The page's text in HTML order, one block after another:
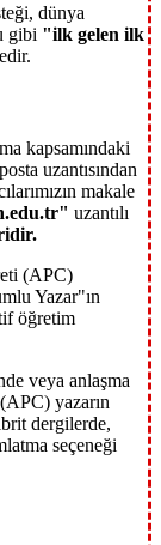
dünya
gibi "ilk gelen ilk
kapsamındaki
uzantısından
makale
uzantılı
(APC)
Yazar"ın
öğretim
veya anlaşma
yazarın
dergilerde,
seçeneği